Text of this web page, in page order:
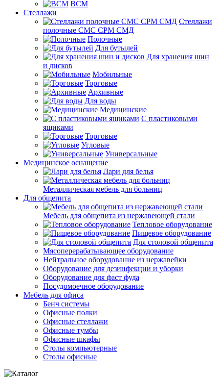
ВСМ
Стеллажи
Стеллажи
полочные СМС СРМ СМД
Полочные
Для бутылей
Для хранения шин
и дисков
Мобильные
Торговые
Архивные
Для воды
Медицинские
С пластиковыми
ящиками
Торговые
Угловые
Универсальные
Медицинское оснащение
Лари для белья
Металлическая мебель для больниц
Для общепита
Мебель для общепита из нержавеющей стали
Тепловое оборудование
Пищевое оборудование
Для столовой общепита
Мясоперерабатывающее оборудование
Нейтральное оборудование из нержавейки
Оборудование для дезинфекции и уборки
Оборудование для фаст фуда
Посудомоечное оборудование
Мебель для офиса
Бенч системы
Офисные полки
Офисные стеллажи
Офисные тумбы
Офисные шкафы
Столы компьютерные
Столы офисные